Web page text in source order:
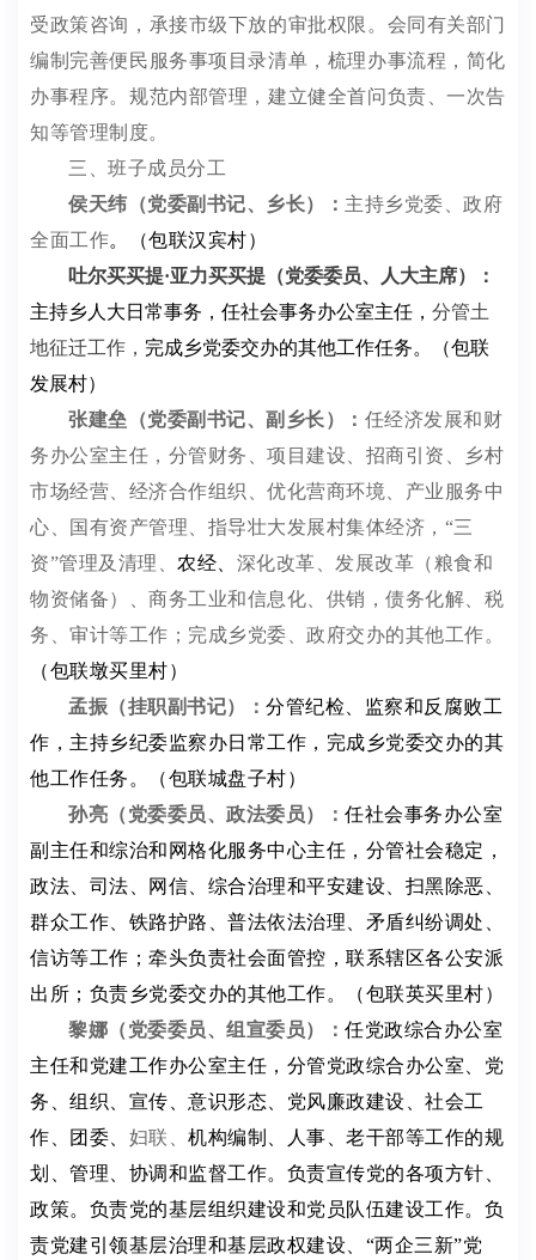
受政策咨询，承接市级下放的审批权限。会同有关部门
编制完善便民服务事项目录清单，梳理办事流程，简化
办事程序。规范内部管理，建立健全首问负责、一次告
知等管理制度。
三、班子成员分工
侯天纬 （党委副书记、 乡长） ： 主持乡党委、 政府
全面工作。（包联汉宾村）
吐尔买买提·亚力买买提 （党委委员、人大主席）
：
主持乡人大日常事务，任社会事务办公室主任， 分管土
地征迁工作 ， 完成乡党委交办的其他工作任务。
（包联
发展村）
张建垒 （党委副书记、副 乡长） ： 任经济发展和财
务办公室主任，分管财务、项目建设、招商引资、乡村
市场经营、经济合作组织、优化营商环境、产业服务中
心、国有资产管理、指导壮大发展村集体经济， “三
资”管理及清理、 农经、 深化改革、发展改革（粮食和
物资储备）、商务工业和信息化、供销，债务化解、税
务、审计等工作；完成乡党委、政府交办的其他工作。
（包联墩买里村）
孟振 （挂职副书记） ： 分管纪检、监察和反腐败工
作，主持乡纪委监察办日常工作， 完成乡党委交办的其
他工作任务。
（包联城盘子村）
孙亮 （党委委员、 政法委员） ： 任社会事务办公室
副主任和综治和网格化服务中心主任，分管社会稳定，
政法、司法、网信、综合治理和平安建设、 扫黑除恶、
群众工作、铁路护路、普法依法治理、矛盾纠纷调处、
信访等工作；牵头负责社会面管控，联系辖区各公安派
出所；负责乡党委交办的其他工作。
（包联英买里村）
黎娜 （党委委员、 组宣委员） ： 任党政综合办公室
主任和党建工作办公室主任， 分管党政综合办公室、党
务、组织、宣传、意识形态、党风廉政建设、社会工
作、团委、 妇联、 机构编制、人事、老干部等工作的规
划、管理、协调和监督工作。负责宣传党的各项方针、
政策。负责党的基层组织建设和党员队伍建设工作。负
责党建引领基层治理和基层政权建设、 “两企三新”党